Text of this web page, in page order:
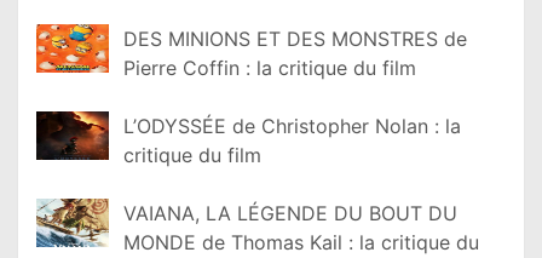
DES MINIONS ET DES MONSTRES de
Pierre Coffin : la critique du film
L’ODYSSÉE de Christopher Nolan : la
critique du film
VAIANA, LA LÉGENDE DU BOUT DU
MONDE de Thomas Kail : la critique du